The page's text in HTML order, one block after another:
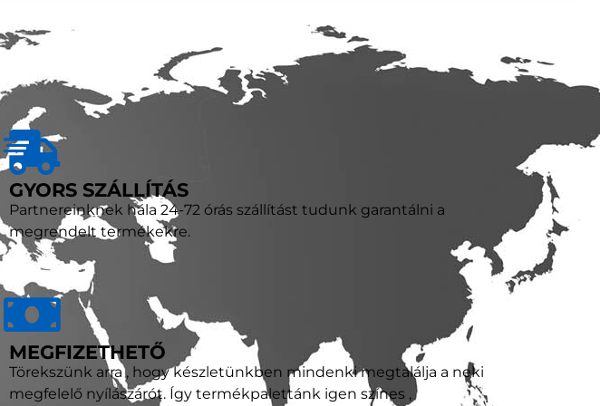
GYORS SZÁLLÍTÁS
Partnereinknek hála 24-72 órás szállítást tudunk garantálni a
megrendelt termékekre.
MEGFIZETHETŐ
Törekszünk arra , hogy készletünkben mindenki megtalálja a neki
megfelelő nyílászárót. Így termékpalettánk igen színes ,